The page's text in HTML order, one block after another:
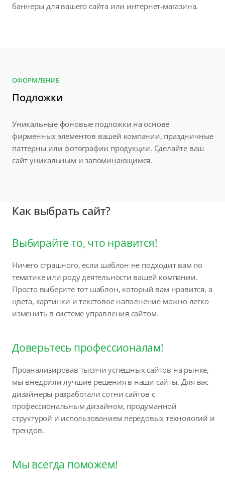
баннеры для вашего сайта или интернет-магазина.
ОФОРМЛЕНИЕ
Подложки
Уникальные фоновые подложки на основе
фирменных элементов вашей компании, праздничные
паттерны или фотографии продукции. Сделайте ваш
сайт уникальным и запоминающимся.
Как выбрать сайт?
Выбирайте то, что нравится!
Ничего страшного, если шаблон не подходит вам по
тематике или роду деятельности вашей компании.
Просто выберите тот шаблон, который вам нравится, а
цвета, картинки и текстовое наполнение можно легко
изменить в системе управления сайтом.
Доверьтесь профессионалам!
Проанализировав тысячи успешных сайтов на рынке,
мы внедрили лучшие решения в наши сайты. Для вас
дизайнеры разработали сотни сайтов с
профессиональным дизайном, продуманной
структурой и использованием передовых технологий и
трендов.
Мы всегда поможем!